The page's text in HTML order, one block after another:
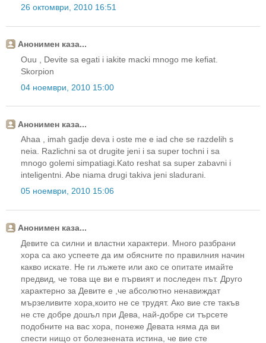
26 октомври, 2010 16:51
Анонимен каза...
Οuu , Devite sa egati i iakite macki mnogo me kefiat.
Skorpion
04 ноември, 2010 15:00
Анонимен каза...
Ahaa , imah gadje deva i oste me e iad che se razdelih s
neia. Razlichni sa ot drugite jeni i sa super tochni i sa
mnogo golemi simpatiagi.Kato reshat sa super zabavni i
inteligentni. Abe niama drugi takiva jeni sladurani.
05 ноември, 2010 15:06
Анонимен каза...
Девите са силни и властни характери. Много разбрани
хора са ако успеете да им обясните по правилния начин
какво искате. Не ги лъжете или ако се опитате имайте
предвид, че това ще ви е първият и последен път. Друго
характерно за Девите е ,че абсолютно ненавиждат
мързеливите хора,които не се трудят. Ако вие сте такъв
не сте добре дошъл при Дева, най-добре си търсете
подобните на вас хора, понеже Девата няма да ви
спести нищо от болезнената истина, че вие сте